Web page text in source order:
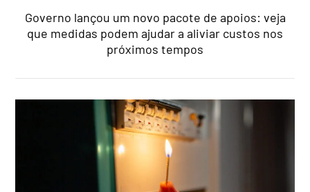
Governo lançou um novo pacote de apoios: veja
que medidas podem ajudar a aliviar custos nos
próximos tempos